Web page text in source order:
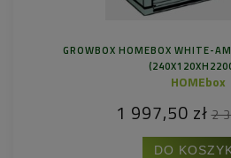
GROWBOX HOMEBOX WHITE-
HOMEbox
1 997,50 zł 2
DO